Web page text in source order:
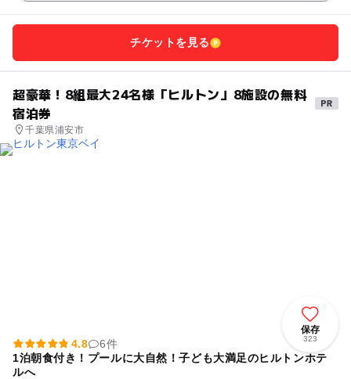
チケットを見る
超豪華！8組最大24名様「ヒルトン」8施設の無料
宿泊券
千葉県浦安市
保存
323
4.8
6件
1泊朝食付き！プールに大自然！子ども大満足のヒルトンホテ
ルへ